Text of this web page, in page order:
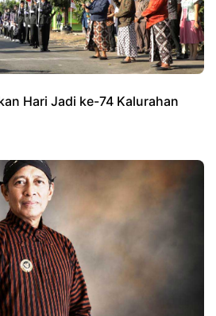
Hari Jadi ke-74 Kalurahan